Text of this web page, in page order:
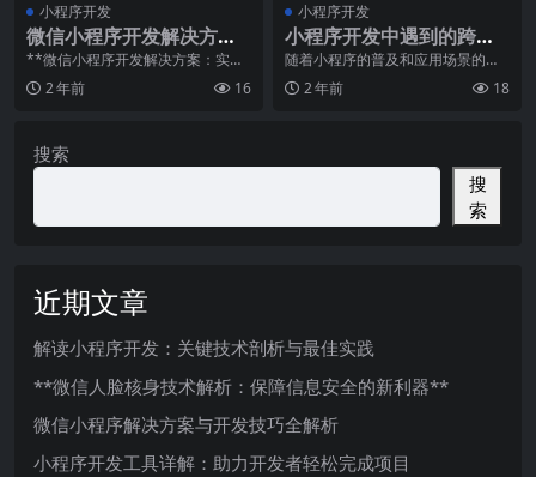
小程序开发
微信小程序开发解决方
案：实现高效便捷的移动
应用
**微信小程序开发解决方案：实现
高效便捷的移动应用**随着移动互
联网的飞速发展，
2 年前 16
小程序开发
小程序开发中遇到的跨域
问题如何解决？
随着小程序的普及和应用场景的增
加，开发者在实际开发中经常会遇
到跨域问题。小程序开
2 年前 18
搜索
搜
索
近期文章
解读小程序开发：关键技术剖析与最佳实践
**微信人脸核身技术解析：保障信息安全的新利器**
微信小程序解决方案与开发技巧全解析
小程序开发工具详解：助力开发者轻松完成项目